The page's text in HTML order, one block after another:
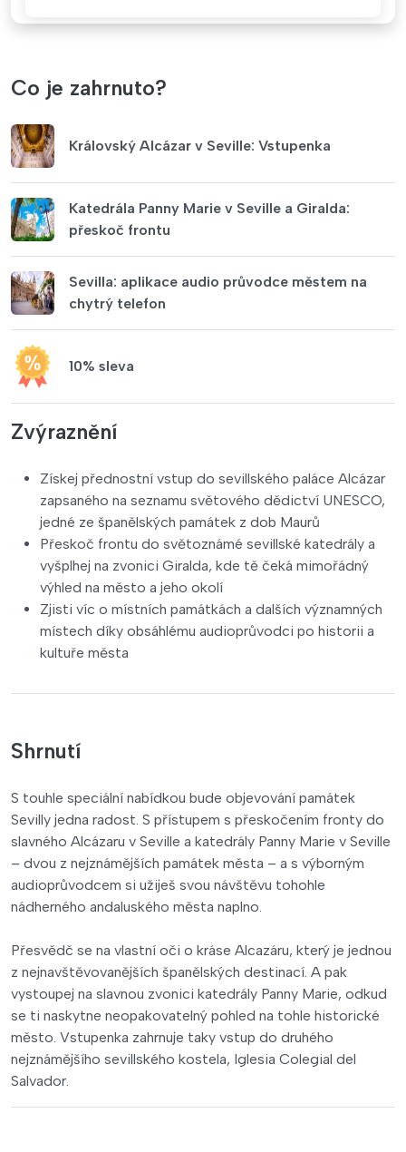
Co je zahrnuto?
Královský Alcázar v Seville: Vstupenka
Katedrála Panny Marie v Seville a Giralda:
přeskoč frontu
Sevilla: aplikace audio průvodce městem na
chytrý telefon
10% sleva
Zvýraznění
Získej přednostní vstup do sevillského paláce Alcázar
zapsaného na seznamu světového dědictví UNESCO,
jedné ze španělských památek z dob Maurů
Přeskoč frontu do světoznámé sevillské katedrály a
vyšplhej na zvonici Giralda, kde tě čeká mimořádný
výhled na město a jeho okolí
Zjisti víc o místních památkách a dalších významných
místech díky obsáhlému audioprůvodci po historii a
kultuře města
Shrnutí
S touhle speciální nabídkou bude objevování památek
Sevilly jedna radost. S přístupem s přeskočením fronty do
slavného Alcázaru v Seville a katedrály Panny Marie v Seville
– dvou z nejznámějších památek města – a s výborným
audioprůvodcem si užiješ svou návštěvu tohohle
nádherného andaluského města naplno.
Přesvědč se na vlastní oči o kráse Alcazáru, který je jednou
z nejnavštěvovanějších španělských destinací. A pak
vystoupej na slavnou zvonici katedrály Panny Marie, odkud
se ti naskytne neopakovatelný pohled na tohle historické
město. Vstupenka zahrnuje taky vstup do druhého
nejznámějšího sevillského kostela, Iglesia Colegial del
Salvador.